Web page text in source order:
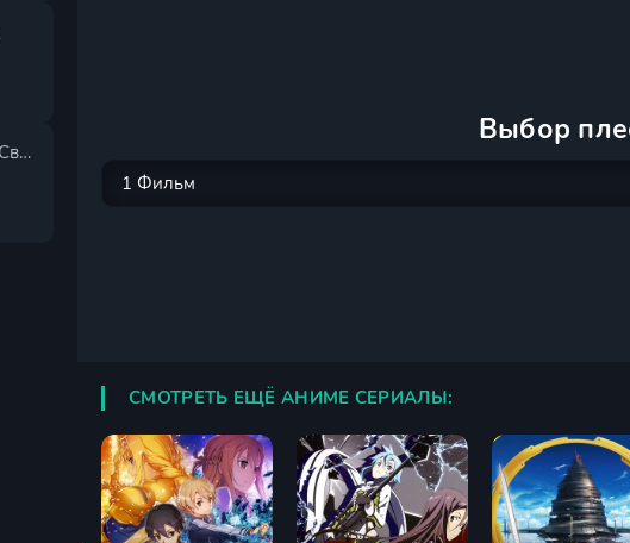
Выбор
СМОТРЕТЬ ЕЩЁ АНИМЕ СЕРИАЛЫ:
Старик из деревни становится Святым мечом 2 сезон